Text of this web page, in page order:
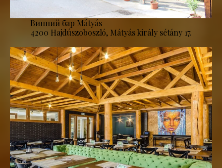
Винний бар Mátyás
4200 Hajdúszoboszló, Mátyás király sétány 17.